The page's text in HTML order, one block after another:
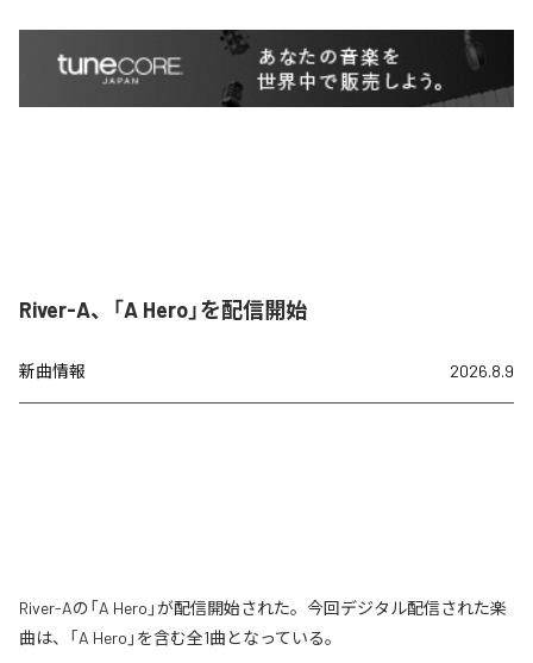
River-A、「A Hero」を配信開始
新曲情報 2026.8.9
River-Aの「A Hero」が配信開始された。今回デジタル配信された楽
曲は、「A Hero」を含む全1曲となっている。